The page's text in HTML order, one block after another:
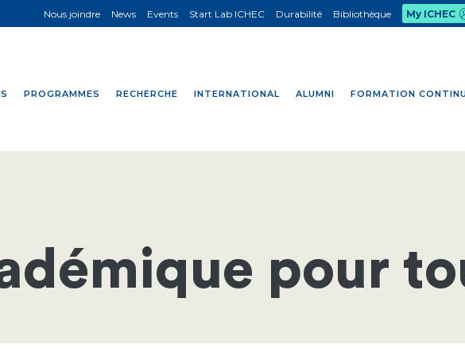
PROGRAMMES RECHERCHE INTERNATIONAL ALUMNI FORMATION
Nous joindre News Events Start Lab ICHEC Durabilité Bibliothèque My ICHEC
pour